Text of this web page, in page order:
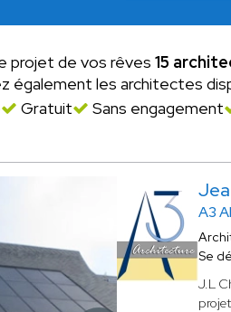
projet de vos rêves 15
également les architectes
Gratuit Sans engagement
A3
Se
J.L